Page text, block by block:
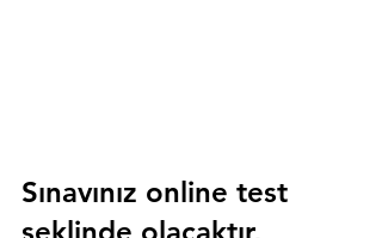
Sınavınız online test